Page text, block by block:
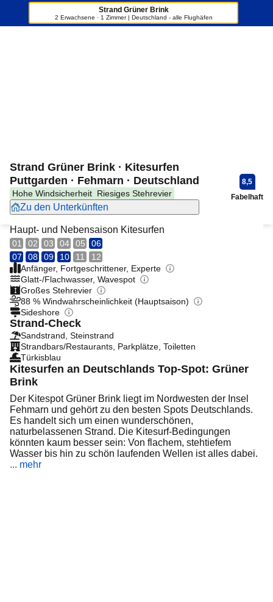
Strand Grüner Brink
2 Erwachsene · 1 Zimmer | Deutschland - alle Flughäfen
Strand Grüner Brink · Kitesurfen
Puttgarden · Fehmarn · Deutschland
Hohe Windsicherheit Riesiges Stehrevier
Zu den Unterkünften
8,5
Fabelhaft
Haupt- und Nebensaison Kitesurfen
01 02 03 04 05
06
07
08 09 10 11
12
Anfänger, Fortgeschrittener, Experte
Glatt-/Flachwasser, Wavespot
Großes Stehrevier
88 % Windwahrscheinlichkeit (Hauptsaison)
Sideshore
Strand-Check
Sandstrand, Steinstrand
Strandbars/Restaurants, Parkplätze, Toiletten
Türkisblau
Kitesurfen an Deutschlands Top-Spot: Grüner
Brink
Der Kitespot Grüner Brink liegt im Nordwesten der Insel
Fehmarn und gehört zu den besten Spots Deutschlands.
Es handelt sich um einen wunderschönen,
naturbelassenen Strand. Die Kitesurf-Bedingungen
könnten kaum besser sein: Von flachem, stehtiefem
Wasser bis hin zu schön laufenden Wellen ist alles dabei.
... mehr